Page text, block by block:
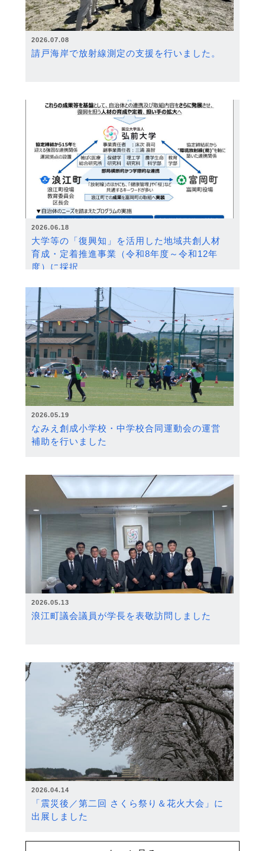
2026.07.08
請戸海岸で放射線測定の支援を行いました。
2026.06.18
大学等の「復興知」を活用した地域共創人材
育成・定着推進事業（令和8年度～令和12年
度）に採択
2026.05.19
なみえ創成小学校・中学校合同運動会の運営
補助を行いました
2026.05.13
浪江町議会議員が学長を表敬訪問しました
2026.04.14
「震災後／第二回 さくら祭り＆花火大会」に
出展しました